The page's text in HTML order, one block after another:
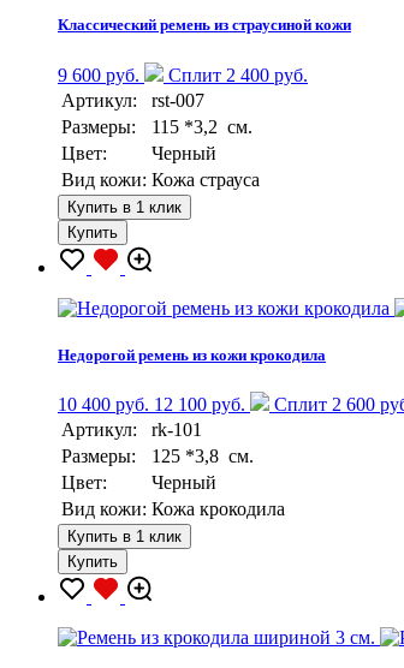
Классический ремень из страусиной кожи
9 600 руб.
Сплит 2 400 руб.
Артикул:
rst-007
Размеры:
115 *3,2 см.
Цвет:
Черный
Вид кожи: Кожа страуса
Купить в 1 клик
Купить
Недорогой ремень из кожи крокодила
10 400 руб. 12 100 руб.
Сплит 2 600
Артикул:
rk-101
Размеры:
125 *3,8 см.
Цвет:
Черный
Вид кожи: Кожа крокодила
Купить в 1 клик
Купить